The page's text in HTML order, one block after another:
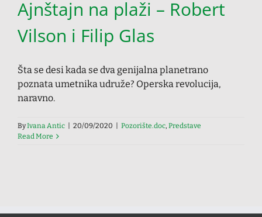
Ajnštajn na plaži – Robert
Vilson i Filip Glas
Šta se desi kada se dva genijalna planetrano
poznata umetnika udruže? Operska revolucija,
naravno.
ByIvana Antic 20/09/2020 Pozorište.doc, Predstave
Read More